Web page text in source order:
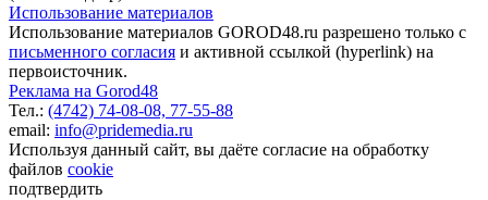
Использование материалов
Использование материалов GOROD48.ru разрешено только с
письменного согласия и активной ссылкой (hyperlink) на
первоисточник.
Реклама на Gorod48
Тел.: (4742) 74-08-08, 77-55-88
email: info@pridemedia.ru
Используя данный сайт, вы даёте согласие на обработку
файлов cookie
подтвердить